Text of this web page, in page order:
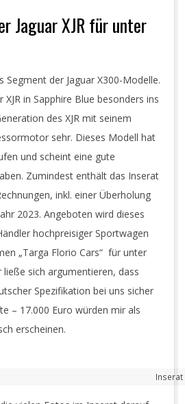
Jaguar XJR für unter
Segment der Jaguar X300-Modelle.
XJR in Sapphire Blue besonders ins
des XJR mit seinem
sehr. Dieses Modell hat
und scheint eine gute
Zumindest enthält das Inserat
inkl. einer Überholung
2023. Angeboten wird dieses
hochpreisiger Sportwagen
„Targa Florio Cars“ für unter
ließe sich argumentieren, dass
Spezifikation bei uns sicher
– 17.000 Euro würden mir als
erscheinen.
Inserat